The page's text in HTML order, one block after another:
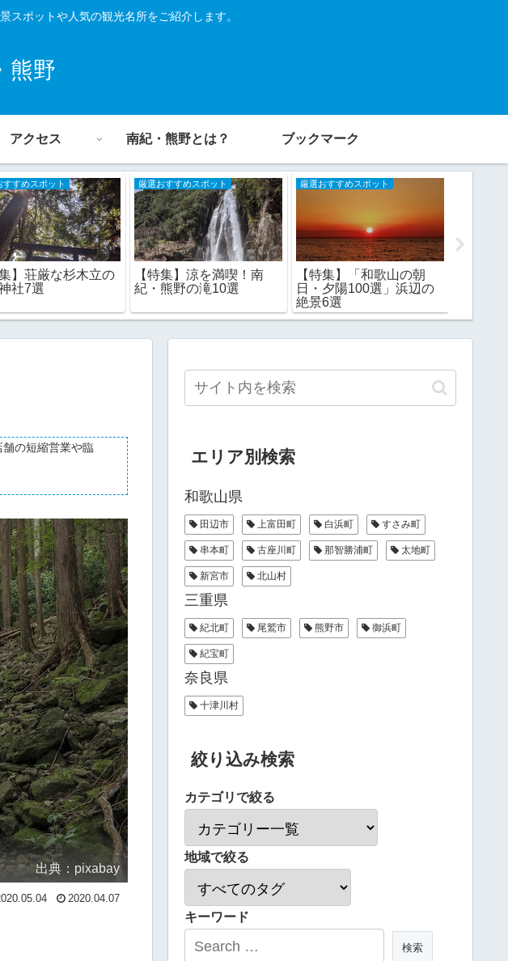
スポットや人気の観光名所をご紹介します。
熊野
アクセス 南紀・熊野とは？ ブックマーク
すすめスポット
集】荘厳な杉木立の
社7選
厳選おすすめスポット
【特集】涼を満喫！南
紀・熊野の滝10選
厳選おすすめスポット
【特集】「和歌山の朝
日・夕陽100選」浜辺の
絶景6選
の短縮営業や臨
出典：pixabay
2020.04.07
エリア別検索
和歌山県
田辺市 上富田町 白浜町 すさみ町
串本町 古座川町 那智勝浦町 太地町
新宮市 北山村
三重県
紀北町 尾鷲市 熊野市 御浜町
紀宝町
奈良県
十津川村
絞り込み検索
カテゴリで絞る
地域で絞る
キーワード